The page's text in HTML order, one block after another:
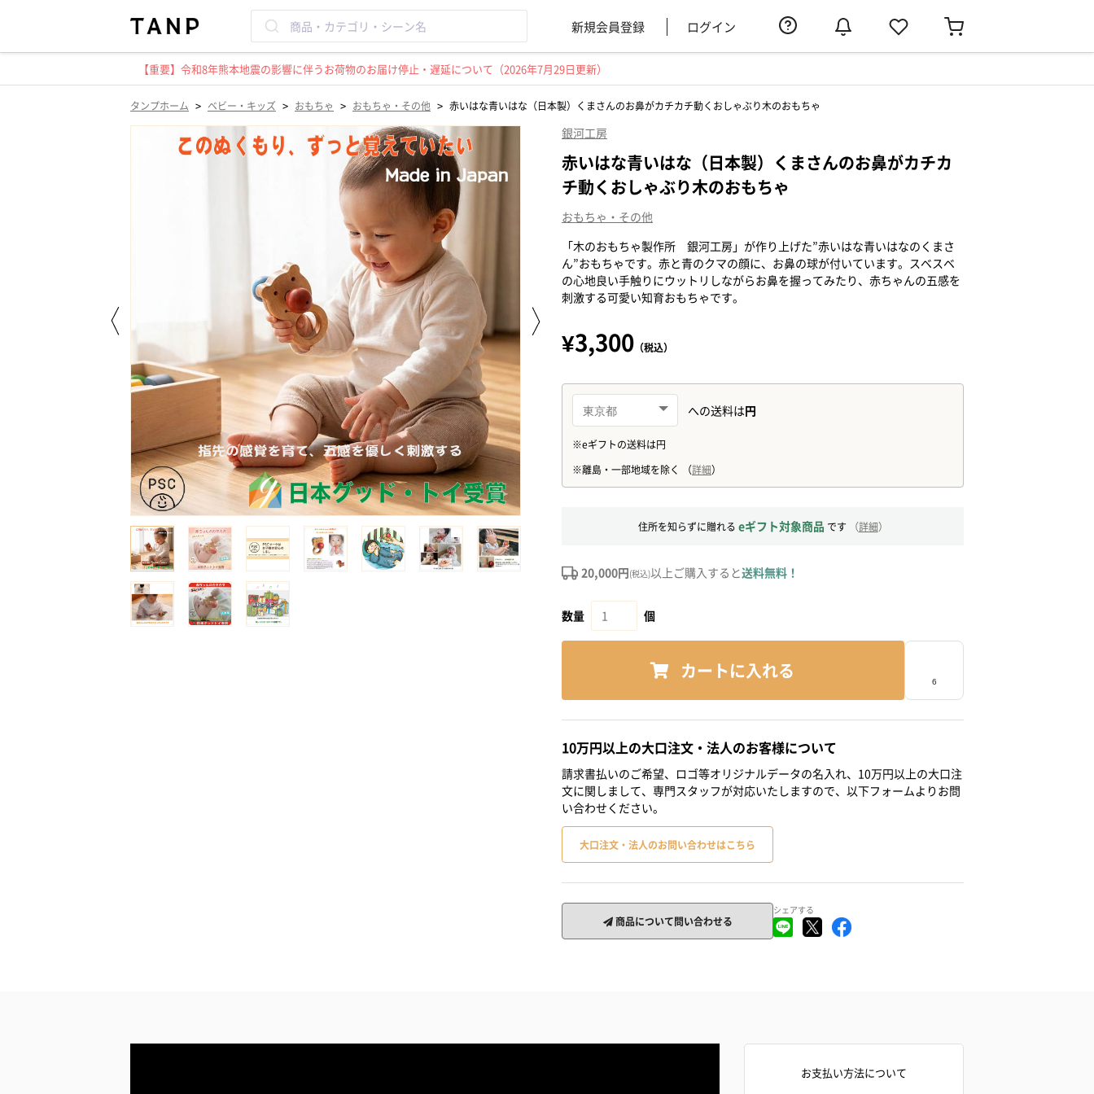
新規会員登録 ログイン
【重要】令和8年熊本地震の影響に伴うお荷物のお届け停止・遅延について（2026年7月29日更新）
タンプホーム > ベビー・キッズ > おもちゃ > おもちゃ・その他 > 赤いはな青いはな（日本製）くまさんのお鼻がカチカチ動くおしゃぶり木のおもちゃ
銀河工房
赤いはな青いはな（日本製）くまさんのお鼻がカチカ
チ動くおしゃぶり木のおもちゃ
おもちゃ・その他
「木のおもちゃ製作所 銀河工房」が作り上げた”赤いはな青いはなのくまさ
ん”おもちゃです。赤と青のクマの顔に、お鼻の球が付いています。スベスベ
の心地良い手触りにウットリしながらお鼻を握ってみたり、赤ちゃんの五感を
刺激する可愛い知育おもちゃです。
¥3,300 （税込）
住所を知らずに贈れる eギフト対象商品 です （詳細）
20,000円(税込)以上ご購入すると送料無料！
数量 個
カートに入れる
10万円以上の大口注文・法人のお客様について
請求書払いのご希望、ロゴ等オリジナルデータの名入れ、10万円以上の大口注
文に関しまして、専門スタッフが対応いたしますので、以下フォームよりお問
い合わせください。
大口注文・法人のお問い合わせはこちら
商品について問い合わせる
シェアする
お支払い方法について